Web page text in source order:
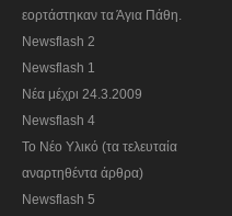
εορτάστηκαν τα Άγια Πάθη.
Newsflash 2
Newsflash 1
Nέα μέχρι 24.3.2009
Newsflash 4
Το Νέο Υλικό (τα τελευταία
αναρτηθέντα άρθρα)
Newsflash 5